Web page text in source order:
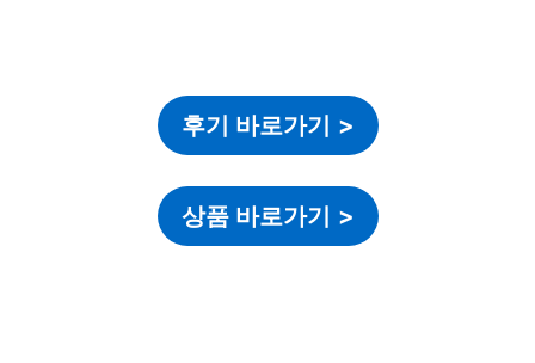
후기 바로가기 >
상품 바로가기 >